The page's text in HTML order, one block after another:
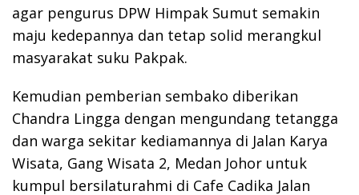
agar pengurus DPW Himpak Sumut semakin
maju kedepannya dan tetap solid merangkul
masyarakat suku Pakpak.
Kemudian pemberian sembako diberikan
Chandra Lingga dengan mengundang tetangga
dan warga sekitar kediamannya di Jalan Karya
Wisata, Gang Wisata 2, Medan Johor untuk
kumpul bersilaturahmi di Cafe Cadika Jalan